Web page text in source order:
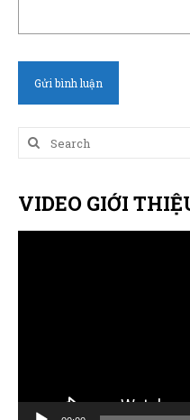
Search
for:
VIDEO GIỚI